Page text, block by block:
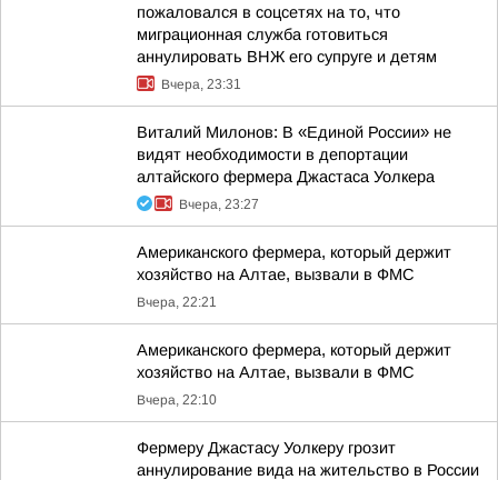
пожаловался в соцсетях на то, что
миграционная служба готовиться
аннулировать ВНЖ его супруге и детям
Вчера, 23:31
Виталий Милонов: В «Единой России» не
видят необходимости в депортации
алтайского фермера Джастаса Уолкера
Вчера, 23:27
Американского фермера, который держит
хозяйство на Алтае, вызвали в ФМС
Вчера, 22:21
Американского фермера, который держит
хозяйство на Алтае, вызвали в ФМС
Вчера, 22:10
Фермеру Джастасу Уолкеру грозит
аннулирование вида на жительство в России